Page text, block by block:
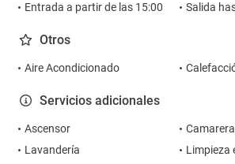
Entrada a partir de las 15:00 Salida
Otros
Aire Acondicionado
Servicios adicionales
Ascensor
Lavandería
Limpieza